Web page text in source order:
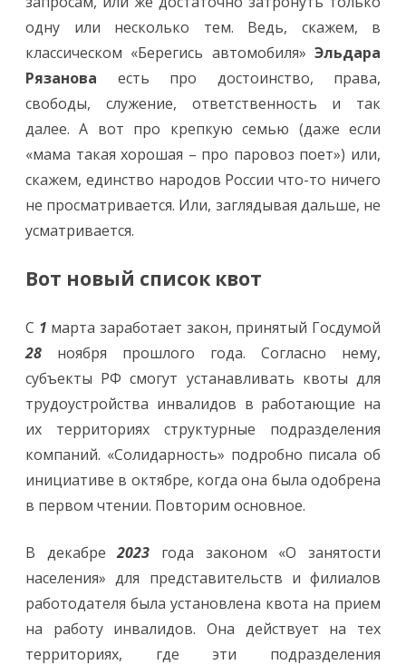
одну или несколько тем. Ведь, скажем, в
классическом «Берегись автомобиля» Эльдара
Рязанова есть про достоинство, права,
свободы, служение, ответственность и так
далее. А вот про крепкую семью (даже если
«мама такая хорошая – про паровоз поет») или,
скажем, единство народов России что-то ничего
не просматривается. Или, заглядывая дальше, не
усматривается.
Вот новый список квот
С 1 марта заработает закон, принятый Госдумой
28 ноября прошлого года. Согласно нему,
субъекты РФ смогут устанавливать квоты для
трудоустройства инвалидов в работающие на
их территориях структурные подразделения
компаний. «Солидарность» подробно писала об
инициативе в октябре, когда она была одобрена
в первом чтении. Повторим основное.
В декабре2023 года законом «О занятости
населения» для представительств и филиалов
работодателя была установлена квота на прием
на работу инвалидов. Она действует на тех
территориях, где эти подразделения